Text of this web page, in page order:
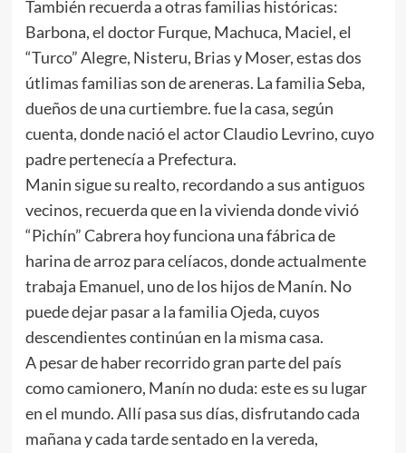
También recuerda a otras familias históricas:
Barbona, el doctor Furque, Machuca, Maciel, el
“Turco” Alegre, Nisteru, Brias y Moser, estas dos
útlimas familias son de areneras. La familia Seba,
dueños de una curtiembre. fue la casa, según
cuenta, donde nació el actor Claudio Levrino, cuyo
padre pertenecía a Prefectura.
Manin sigue su realto, recordando a sus antiguos
vecinos, recuerda que en la vivienda donde vivió
“Pichín” Cabrera hoy funciona una fábrica de
harina de arroz para celíacos, donde actualmente
trabaja Emanuel, uno de los hijos de Manín. No
puede dejar pasar a la familia Ojeda, cuyos
descendientes continúan en la misma casa.
A pesar de haber recorrido gran parte del país
como camionero, Manín no duda: este es su lugar
en el mundo. Allí pasa sus días, disfrutando cada
mañana y cada tarde sentado en la vereda,